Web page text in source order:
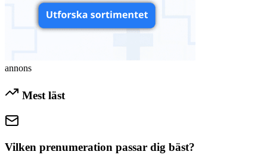
annons
Mest läst
Vilken prenumeration passar dig bäst?